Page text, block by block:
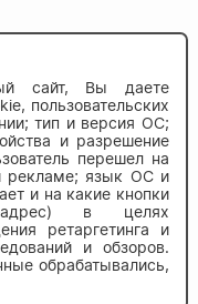
сайт, Вы даете
пользовательских
тип и версия ОС;
и разрешение
перешел на
рекламе; язык ОС и
и на какие кнопки
адрес) в целях
ретаргетинга и
и обзоров.
обрабатывались,